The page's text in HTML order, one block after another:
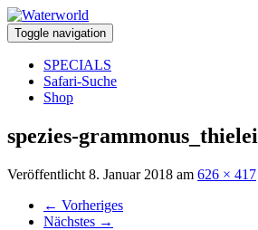
Toggle navigation
SPECIALS
Safari-Suche
Shop
spezies-grammonus_thielei
Veröffentlicht 8. Januar 2018 am 626 × 417
← Vorheriges
Nächstes →